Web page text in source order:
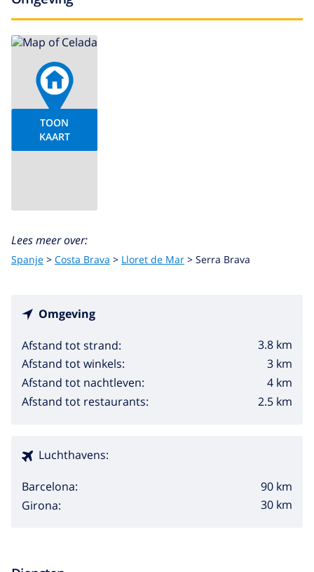
TOON
KAART
Lees meer over:
Spanje > Costa Brava > Lloret de Mar > Serra Brava
Omgeving
Afstand tot strand:
3.8 km
Afstand tot winkels:
3 km
Afstand tot nachtleven:
4 km
Afstand tot restaurants:
2.5 km
Luchthavens:
Barcelona:
90 km
Girona:
30 km